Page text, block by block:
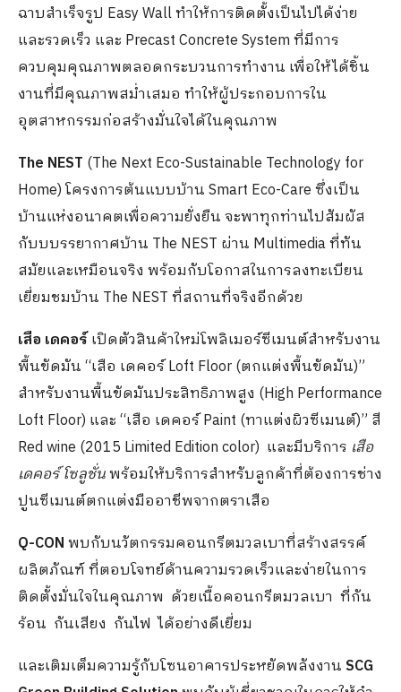
ฉาบสำเร็จรูป Easy Wall ทำให้การติดตั้งเป็นไปได้ง่าย
และรวดเร็ว และ Precast Concrete System ที่มีการ
ควบคุมคุณภาพตลอดกระบวนการทำงาน เพื่อให้ได้ชิ้น
งานที่มีคุณภาพสม่ำเสมอ ทำให้ผู้ประกอบการใน
อุตสาหกรรมก่อสร้างมั่นใจได้ในคุณภาพ
The NEST (The Next Eco-Sustainable Technology for
Home) โครงการต้นแบบบ้าน Smart Eco-Care ซึ่งเป็น
บ้านแห่งอนาคตเพื่อความยั่งยืน จะพาทุกท่านไปสัมผัส
กับบบรรยากาศบ้าน The NEST ผ่าน Multimedia ที่ทัน
สมัยและเหมือนจริง พร้อมกับโอกาสในการลงทะเบียน
เยี่ยมชมบ้าน The NEST ที่สถานที่จริงอีกด้วย
เสือ เดคอร์เปิดตัวสินค้าใหม่โพลิเมอร์ซีเมนต์สำหรับงาน
พื้นขัดมัน “เสือ เดคอร์ Loft Floor (ตกแต่งพื้นขัดมัน)”
สำหรับงานพื้นขัดมันประสิทธิภาพสูง (High Performance
Loft Floor) และ “เสือ เดคอร์ Paint (ทาแต่งผิวซีเมนต์)” สี
Red wine (2015 Limited Edition color) และมีบริการ เสือ
เดคอร์ โซลูชั่นพร้อมให้บริการสำหรับลูกค้าที่ต้องการช่าง
ปูนซีเมนต์ตกแต่งมืออาชีพจากตราเสือ
Q-CONพบกับนวัตกรรมคอนกรีตมวลเบาที่สร้างสรรค์
ผลิตภัณฑ์ ที่ตอบโจทย์ด้านความรวดเร็วและง่ายในการ
ติดตั้งมั่นใจในคุณภาพ ด้วยเนื้อคอนกรีตมวลเบา ที่กัน
ร้อน กันเสียง กันไฟ ได้อย่างดีเยี่ยม
และเติมเต็มความรู้กับโซนอาคารประหยัดพลังงาน SCG